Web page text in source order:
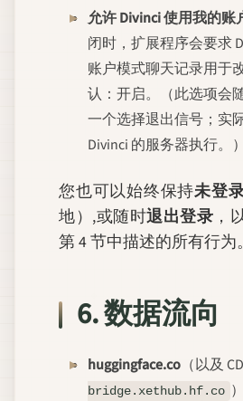
允许 Divinci 使用我的账
闭时，扩展程序会要求
账户模式聊天记录用于
认：开启。（此选项会
一个选择退出信号；实
Divinci 的服务器执行。）
您也可以始终保持未登
地）,或随时退出登录 ，
第 4 节中描述的所有行为。
6. 数据流向
huggingface.co （以及
bridge.xethub.hf.co